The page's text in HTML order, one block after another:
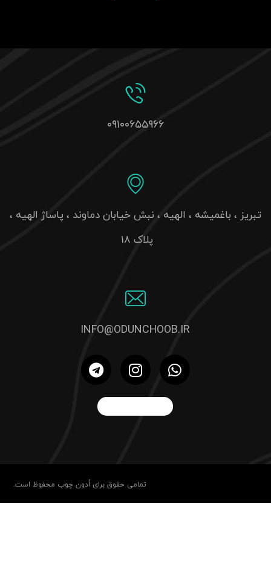
۰۹۱۰۰۶۵۵۹۶۶
تبریز ، باغمیشه ، الهیه ، نبش خیابان دماوند ، پاساژ الهیه ،
پلاک 18
INFO@ODUNCHOOB.IR
تمامی حقوق برای اُدون چوب محفوظ است.